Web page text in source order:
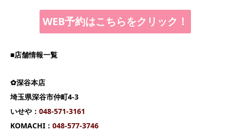
WEB予約はこちらをクリック！
■店舗情報一覧
✿深谷本店
埼玉県深谷市仲町4-3
いせや： 048-571-3161
KOMACHI： 048-577-3746